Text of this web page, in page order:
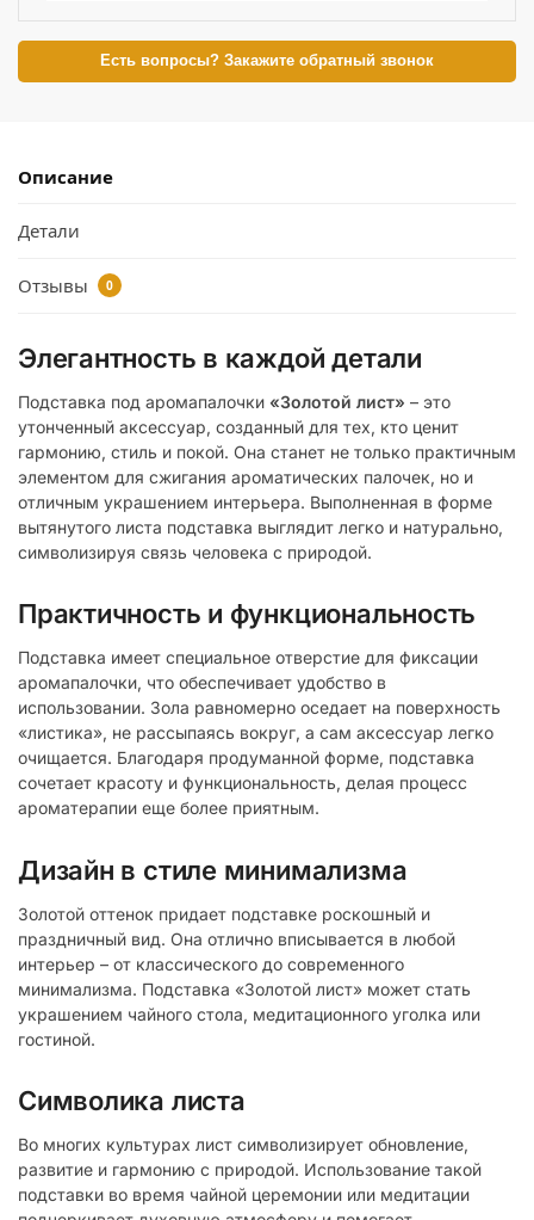
Есть вопросы? Закажите обратный звонок
Описание
Детали
Отзывы 0
Элегантность в каждой детали
Подставка под аромапалочки «Золотой лист» – это
утонченный аксессуар, созданный для тех, кто ценит
гармонию, стиль и покой. Она станет не только практичным
элементом для сжигания ароматических палочек, но и
отличным украшением интерьера. Выполненная в форме
вытянутого листа подставка выглядит легко и натурально,
символизируя связь человека с природой.
Практичность и функциональность
Подставка имеет специальное отверстие для фиксации
аромапалочки, что обеспечивает удобство в
использовании. Зола равномерно оседает на поверхность
«листика», не рассыпаясь вокруг, а сам аксессуар легко
очищается. Благодаря продуманной форме, подставка
сочетает красоту и функциональность, делая процесс
ароматерапии еще более приятным.
Дизайн в стиле минимализма
Золотой оттенок придает подставке роскошный и
праздничный вид. Она отлично вписывается в любой
интерьер – от классического до современного
минимализма. Подставка «Золотой лист» может стать
украшением чайного стола, медитационного уголка или
гостиной.
Символика листа
Во многих культурах лист символизирует обновление,
развитие и гармонию с природой. Использование такой
подставки во время чайной церемонии или медитации